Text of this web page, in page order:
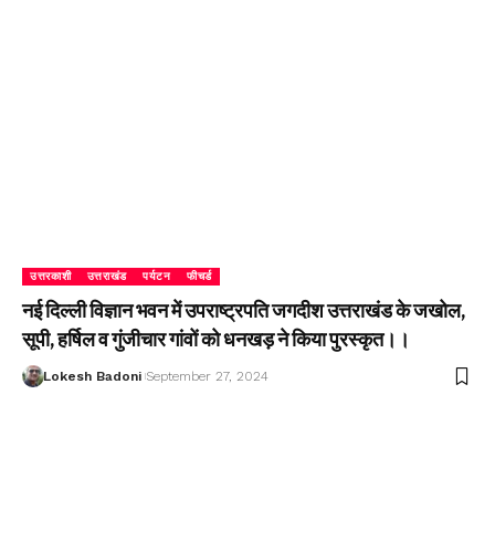
उत्तरकाशी उत्तराखंड पर्यटन फीचर्ड
नई दिल्ली विज्ञान भवन में उपराष्ट्रपति जगदीश उत्तराखंड के जखोल,
सूपी, हर्षिल व गुंजीचार गांवों को धनखड़ ने किया पुरस्कृत।।
Lokesh Badoni September 27, 2024